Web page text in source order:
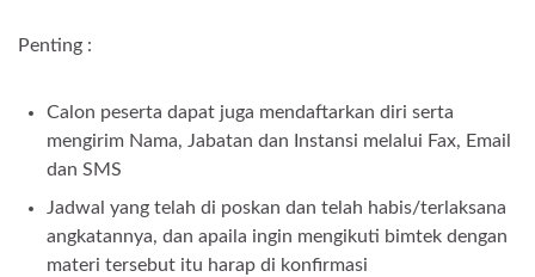
Penting :
Calon peserta dapat juga mendaftarkan diri serta
mengirim Nama, Jabatan dan Instansi melalui Fax, Email
dan SMS
Jadwal yang telah di poskan dan telah habis/terlaksana
angkatannya, dan apaila ingin mengikuti bimtek dengan
materi tersebut itu harap di konfirmasi